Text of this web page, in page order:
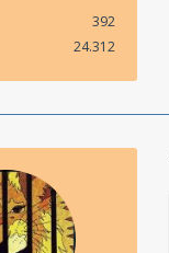
392
24.312